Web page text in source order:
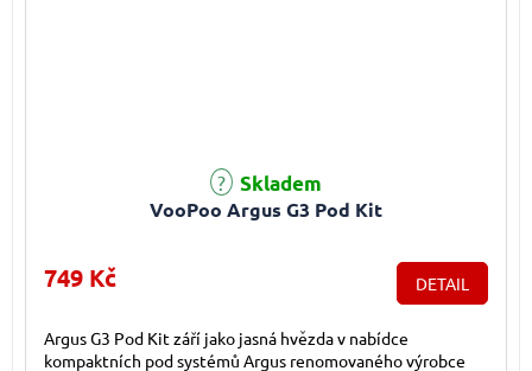
VooPoo Argus G3 Pod Kit
Průměrné hodnocení produktu je 5,0 z 5 hvězdiček.
Skladem
749 Kč DETAIL
Argus G3 Pod Kit září jako jasná hvězda v nabídce
kompaktních pod systémů Argus renomovaného výrobce